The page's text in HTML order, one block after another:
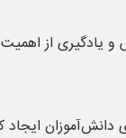
و یادگیری از
دانش‌آموزان ایجاد